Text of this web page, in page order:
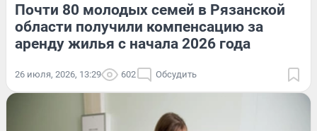
Почти 80 молодых семей в Рязанской
области получили компенсацию за
аренду жилья с начала 2026 года
26 июля, 2026, 13:29 602 Обсудить